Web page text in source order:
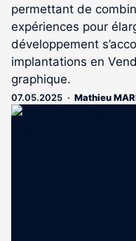
permettant de
expériences pour
développement
implantations en
graphique.
07.05.2025 Mathieu